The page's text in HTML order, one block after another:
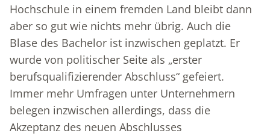
Hochschule in einem fremden Land bleibt dann
aber so gut wie nichts mehr übrig. Auch die
Blase des Bachelor ist inzwischen geplatzt. Er
wurde von politischer Seite als „erster
berufsqualifizierender Abschluss“ gefeiert.
Immer mehr Umfragen unter Unternehmern
belegen inzwischen allerdings, dass die
Akzeptanz des neuen Abschlusses